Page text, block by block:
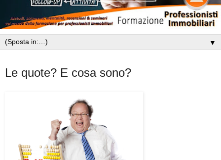
▼
Le quote? E cosa sono?